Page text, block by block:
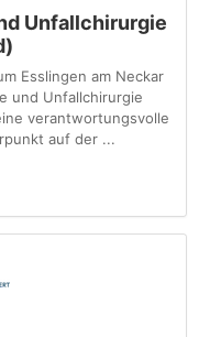
Unfallchirurgie
Esslingen am Neckar
und Unfallchirurgie
verantwortungsvolle
auf der ...